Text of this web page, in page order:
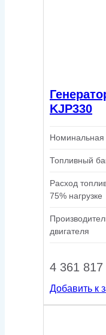
KJP330
Топливный
Расход
75% нагрузке
двигателя
4 361 817
Добавить к